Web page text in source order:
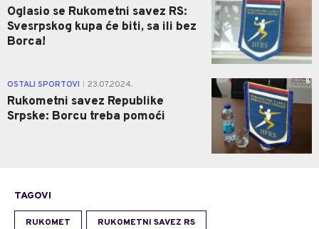
Oglasio se Rukometni savez RS:
Svesrpskog kupa će biti, sa ili bez
Borca!
OSTALI SPORTOVI 23.07.2024.
Rukometni savez Republike
Srpske: Borcu treba pomoći
8
TAGOVI
RUKOMET RUKOMETNI SAVEZ RS